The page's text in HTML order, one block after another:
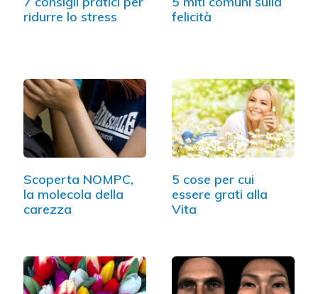
ridurre lo stress
felicità
Scoperta NOMPC,
la molecola della
carezza
5 cose per cui
essere grati alla
Vita